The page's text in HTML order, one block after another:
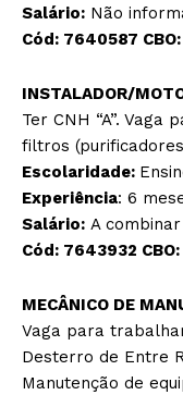
Salário: Não
Cód: 7640587 CBO:
INSTALADOR/
Ter CNH “A”.
filtros
Escolaridade:
Experiência: 6
Salário: A combinar
Cód: 7643932 CBO:
MECÂNICO DE
Vaga para
Desterro de Entre
Manutenção de